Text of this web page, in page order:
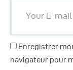
Enregistrer
navigateur pour